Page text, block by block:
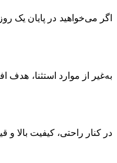
اگر می‌خواهید در پایان یک
به‌غیر از موارد استثنا،
در کنار راحتی، کیفیت بالا